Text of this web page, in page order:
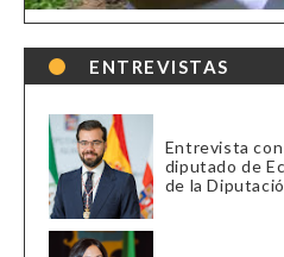
ENTREVISTAS
Entrevista
diputado de
de la